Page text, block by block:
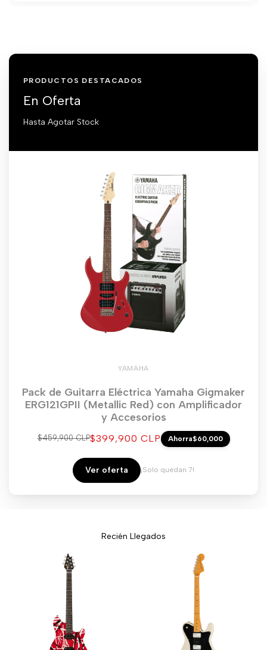
PRODUCTOS DESTACADOS
En Oferta
Hasta Agotar Stock
YAMAHA
Pack de Guitarra Eléctrica Yamaha Gigmaker
ERG121GPII (Metallic Red) con Amplificador
y Accesorios
Precio
$459,900 CLPPrecio
venta
$399,900 CLP Ahorra$60,000
Ver oferta ¡Solo quedan 7!
Recién Llegados